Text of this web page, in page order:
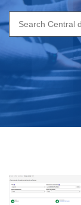
Search
for: